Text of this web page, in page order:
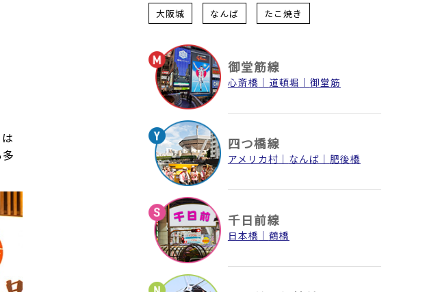
大阪城 なんば たこ焼き
御堂筋線
心斎橋 道頓堀 御堂筋
四つ橋線
アメリカ村 なんば 肥後橋
千日前線
日本橋 鶴橋